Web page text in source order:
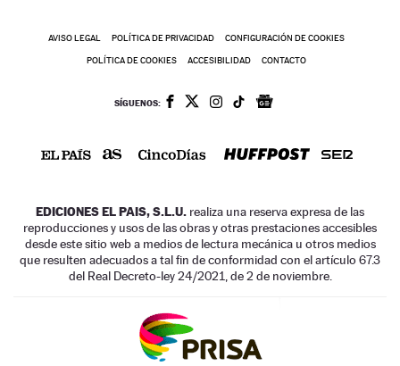
AVISO LEGAL POLÍTICA DE PRIVACIDAD CONFIGURACIÓN DE COOKIES
POLÍTICA DE COOKIES ACCESIBILIDAD CONTACTO
SÍGUENOS:
EDICIONES EL PAIS, S.L.U. realiza una reserva expresa de las
reproducciones y usos de las obras y otras prestaciones accesibles
desde este sitio web a medios de lectura mecánica u otros medios
que resulten adecuados a tal fin de conformidad con el artículo 67.3
del Real Decreto-ley 24/2021, de 2 de noviembre.